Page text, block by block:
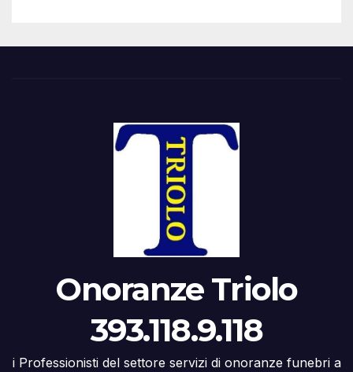
Onoranze Triolo
393.118.9.118
i Professionisti del settore servizi di onoranze funebri a